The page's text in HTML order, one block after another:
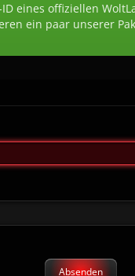
eines offiziellen
ein paar unserer